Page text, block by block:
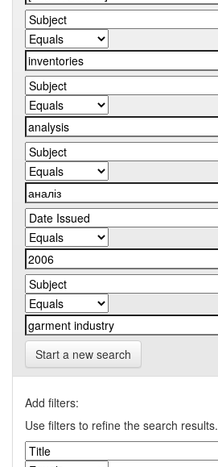
Start a new search
Add filters:
Use filters to refine the search results.